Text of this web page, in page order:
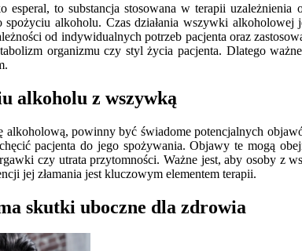
to substancja stosowana w terapii
alkoholu. Czas działania wszywki
od indywidualnych potrzeb pacjenta oraz
organizmu czy styl życia pacjenta. Dlatego
alkoholu z wszywką
alkoholową, powinny być świadome potencjalnych
pacjenta do jego spożywania. Objawy te mogą
czy utrata przytomności. Ważne jest, aby osoby
jej złamania jest kluczowym elementem terapii.
skutki uboczne dla zdrowia